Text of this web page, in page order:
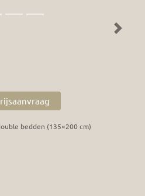
Next
bedden (135×200 cm)